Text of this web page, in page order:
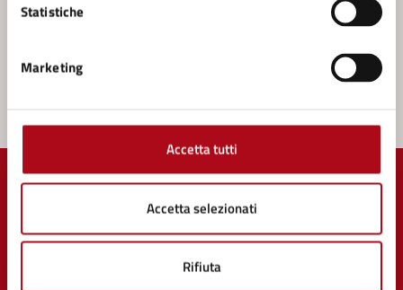
Statistiche
Marketing
Accetta tutti
Accetta selezionati
Rifiuta